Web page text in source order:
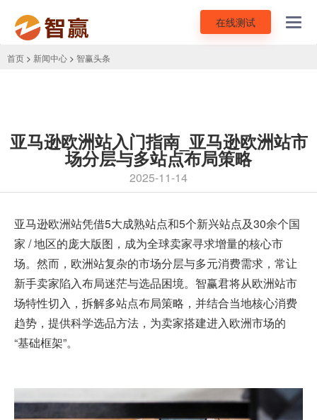
在线测试
首页 > 新闻中心 > 智赢头条
亚马逊欧洲站入门指南_亚马逊欧洲站市
场分层与多站点布局策略
2025-11-14
亚马逊欧洲站凭借5大成熟站点和5个新兴站点及30余个国
家 / 地区的庞大版图，成为全球卖家寻求增量的核心市
场。然而，欧洲站复杂的市场分层与多元消费需求，常让
新手卖家陷入布局迷茫与选品困境。智赢君将从欧洲站市
场特性切入，拆解多站点布局策略，并结合当地核心消费
趋势，提供科学选品方法，为卖家搭建进入欧洲市场的
“基础框架”。